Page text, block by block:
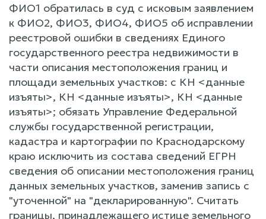
ФИО1 обратилась в суд с исковым заявлением
к ФИО2, ФИО3, ФИО4, ФИО5 об исправлении
реестровой ошибки в сведениях Единого
государственного реестра недвижимости в
части описания местоположения границ и
площади земельных участков: с КН <данные
изъяты>, КН <данные изъяты>, КН <данные
изъяты>; обязать Управление Федеральной
службы государственной регистрации,
кадастра и картографии по Краснодарскому
краю исключить из состава сведений ЕГРН
сведения об описании местоположения границ
данных земельных участков, заменив запись с
"уточенной" на "декларированную". Считать
границы, принадлежащего истице земельного